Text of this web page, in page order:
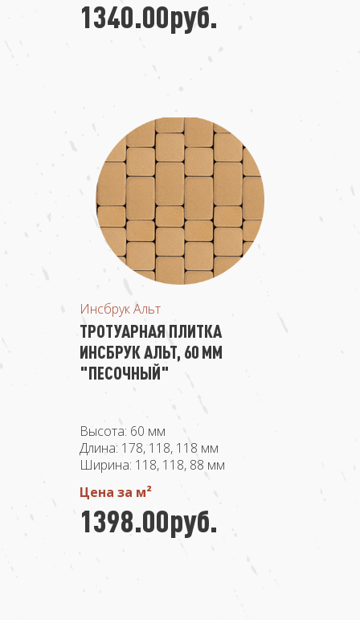
1340.00руб.
Инсбрук Альт
ТРОТУАРНАЯ ПЛИТКА
ИНСБРУК АЛЬТ, 60 ММ
"ПЕСОЧНЫЙ"
Высота: 60 мм
Длина: 178, 118, 118 мм
Ширина: 118, 118, 88 мм
Цена за м²
1398.00руб.